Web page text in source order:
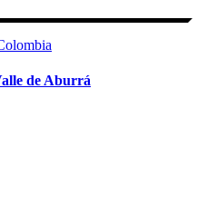
de Aburrá